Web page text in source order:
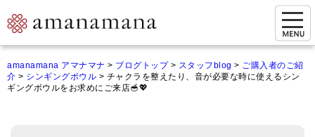
マイページ
amanamana アマナマナ > ブログトップ> スタッフblog > ご購入者のご紹
介 > シンギングボウル > チャクラを整えたり、音が必要な時に使えるシン
ギングボウルをお求めにご来店🥣💖